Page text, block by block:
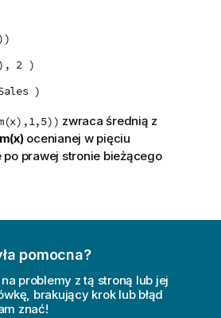
), 2 )
)
zwraca średnią z
ocenianej w pięciu
prawej stronie bieżącego
pomocna?
problemy z tą stroną lub jej
brakujący krok lub błąd
znać!